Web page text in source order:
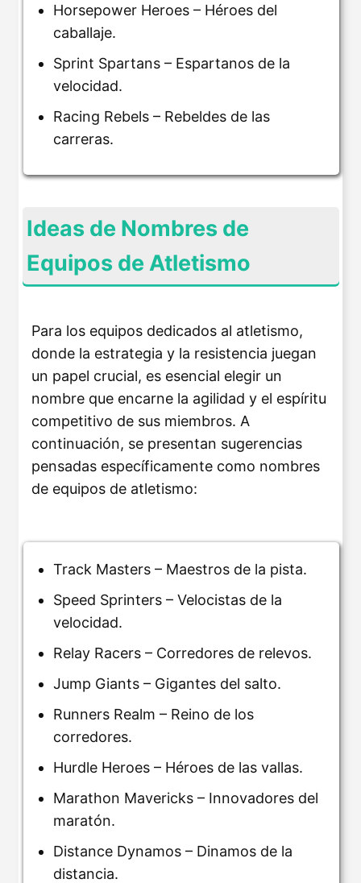
Horsepower Heroes – Héroes del
caballaje.
Sprint Spartans – Espartanos de la
velocidad.
Racing Rebels – Rebeldes de las
carreras.
Ideas de Nombres de
Equipos de Atletismo
Para los equipos dedicados al atletismo,
donde la estrategia y la resistencia juegan
un papel crucial, es esencial elegir un
nombre que encarne la agilidad y el espíritu
competitivo de sus miembros. A
continuación, se presentan sugerencias
pensadas específicamente como nombres
de equipos de atletismo:
Track Masters – Maestros de la pista.
Speed Sprinters – Velocistas de la
velocidad.
Relay Racers – Corredores de relevos.
Jump Giants – Gigantes del salto.
Runners Realm – Reino de los
corredores.
Hurdle Heroes – Héroes de las vallas.
Marathon Mavericks – Innovadores del
maratón.
Distance Dynamos – Dinamos de la
distancia.